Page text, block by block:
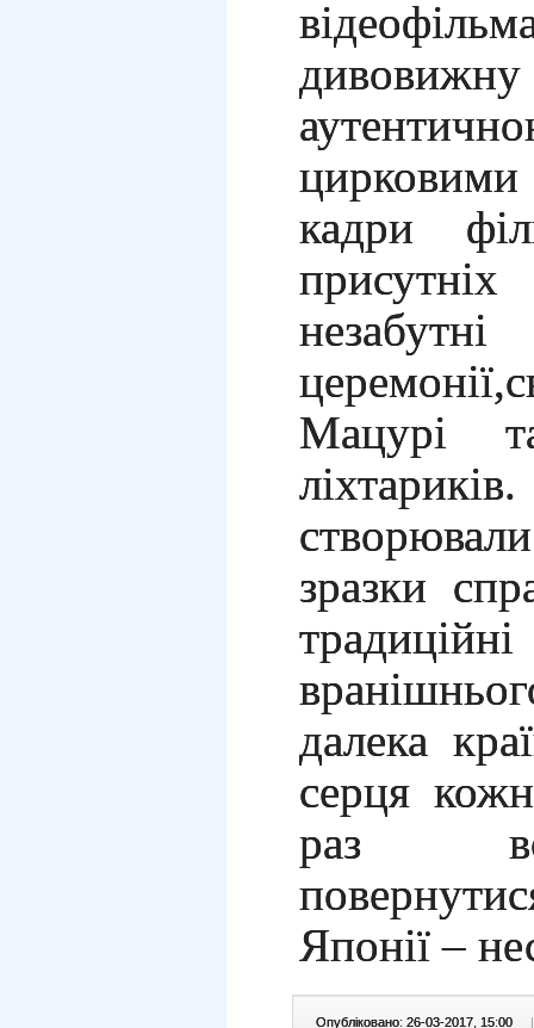
кадри
Мацурі
зразки
далека
серця
раз
Японії –
Опубліковано: 26-03-2017, 15:00 |